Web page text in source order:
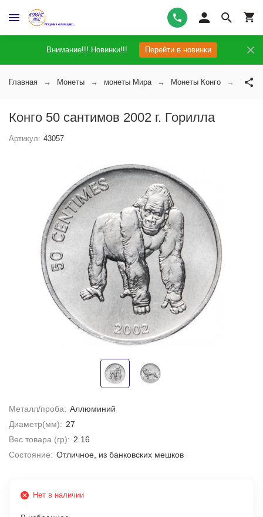
Внимание!!! Новинки!!! Перейти в новинки
Главная Монеты монеты Мира Монеты Конго
Конго 50 сантимов 2002 г. Горилла
Артикул: 43057
Металл/проба: Аллюминий
Диаметр(мм): 27
Вес товара (гр): 2.16
Состояние: Отличное, из банковских мешков
Нет в наличии